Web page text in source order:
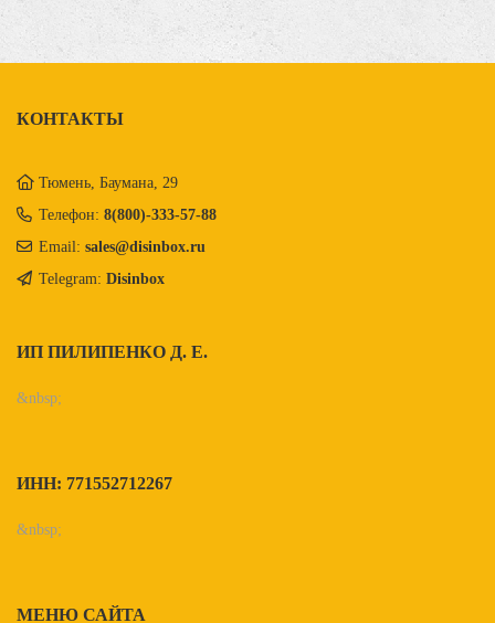
КОНТАКТЫ
Тюмень, Баумана, 29
Телефон: 8(800)-333-57-88
Email: sales@disinbox.ru
Telegram: Disinbox
ИП ПИЛИПЕНКО Д. Е.
&nbsp;
ИНН: 771552712267
&nbsp;
МЕНЮ САЙТА